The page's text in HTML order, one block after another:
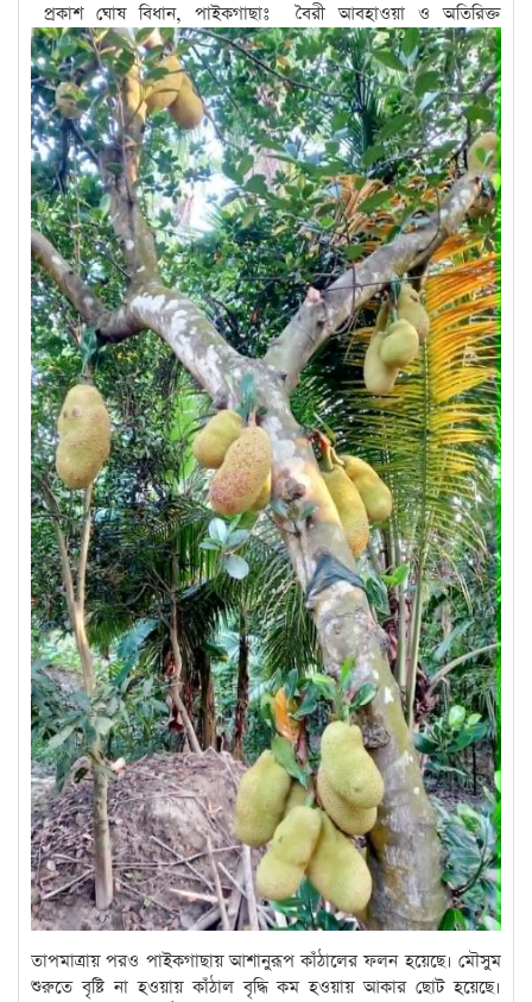
প্রকাশ ঘোষ বিধান, পাইকগাছাঃ বৈরী আবহাওয়া ও অতিরিক্ত
তাপমাত্রায় পরও পাইকগাছায় আশানুরূপ কাঁঠালের ফলন হয়েছে। মৌসুম
শুরুতে বৃষ্টি না হওয়ায় কাঁঠাল বৃদ্ধি কম হওয়ায় আকার ছোট হয়েছে।